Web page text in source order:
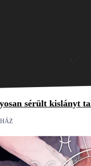
sérült kislányt